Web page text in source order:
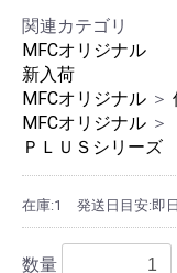
関連カテゴリ
MFCオリジナル
新入荷
MFCオリジナル ＞
MFCオリジナル ＞
ＰＬＵＳシリーズ
在庫:1 発送日目安:即日
数量